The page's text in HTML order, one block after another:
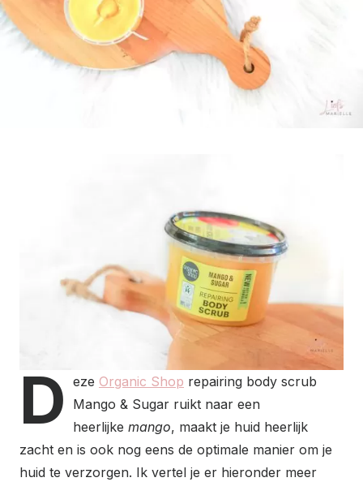
D eze Organic Shop repairing body scrub
Mango & Sugar ruikt naar een
heerlijke mango, maakt je huid heerlijk
zacht en is ook nog eens de optimale manier om je
huid te verzorgen. Ik vertel je er hieronder meer